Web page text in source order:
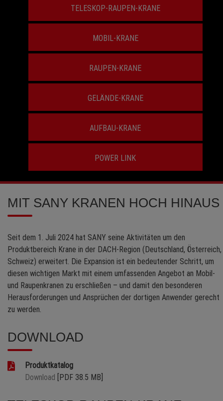
TELESKOP-RAUPEN-KRANE
MOBIL-KRANE
RAUPEN-KRANE
GELÄNDE-KRANE
AUFBAU-KRANE
POWER LINK
MIT SANY KRANEN HOCH HINAUS
Seit dem 1. Juli 2024 hat SANY seine Aktivitäten um den
Produktbereich Krane in der DACH-Region (Deutschland, Österreich,
Schweiz) erweitert. Die Expansion ist ein bedeutender Schritt, um
diesen wichtigen Markt mit einem umfassenden Angebot an Mobil-
und Raupenkranen zu erschließen – und damit den besonderen
Herausforderungen und Ansprüchen der dortigen Anwender gerecht
zu werden.
DOWNLOAD
Produktkatalog
Download [PDF 38.5 MB]